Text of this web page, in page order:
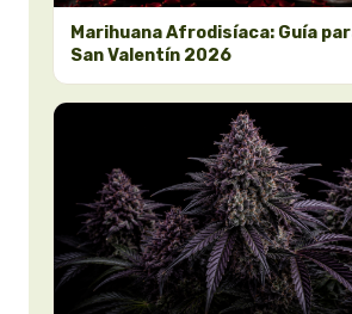
Marihuana Afrodisíaca: Guía
San Valentín 2026